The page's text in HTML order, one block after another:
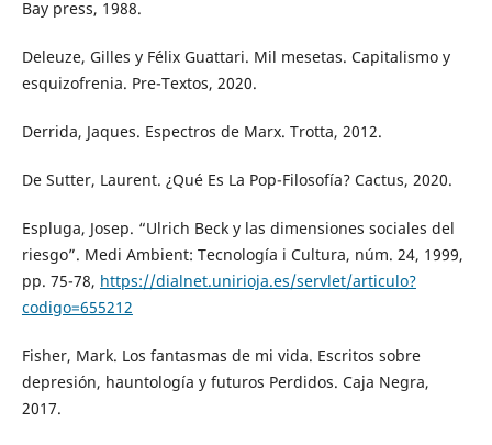
Bay press, 1988.
Deleuze, Gilles y Félix Guattari. Mil mesetas. Capitalismo y
esquizofrenia. Pre-Textos, 2020.
Derrida, Jaques. Espectros de Marx. Trotta, 2012.
De Sutter, Laurent. ¿Qué Es La Pop-Filosofía? Cactus, 2020.
Espluga, Josep. “Ulrich Beck y las dimensiones sociales del
riesgo”. Medi Ambient: Tecnología i Cultura, núm. 24, 1999,
pp. 75-78, https://dialnet.unirioja.es/servlet/articulo?
codigo=655212
Fisher, Mark. Los fantasmas de mi vida. Escritos sobre
depresión, hauntología y futuros Perdidos. Caja Negra,
2017.